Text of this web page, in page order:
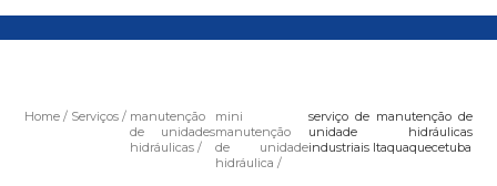
Home Serviços
manutenção
de unidades
hidráulicas
mini
manutenção
de unidade
hidráulica
serviço de manutenção de
unidade hidráulicas
industriais Itaquaquecetuba